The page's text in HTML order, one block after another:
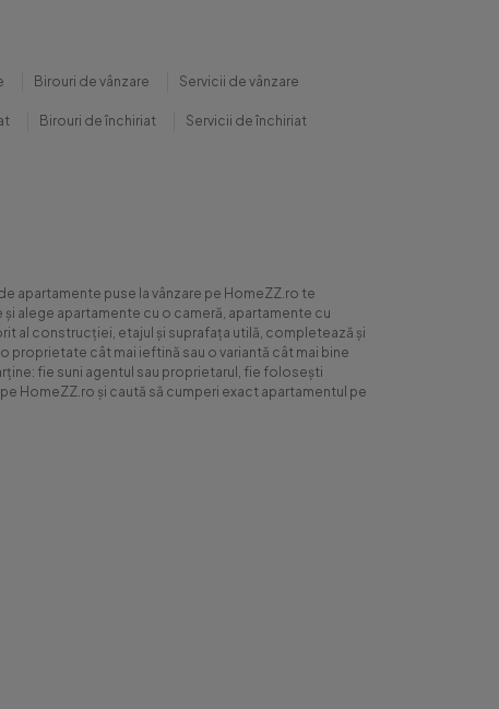
Birouri de vânzare Servicii de vânzare
Birouri de închiriat Servicii de închiriat
apartamente puse la vânzare pe HomeZZ.ro te
alege apartamente cu o cameră, apartamente cu
al construcției, etajul și suprafața utilă, completează și
proprietate cât mai ieftină sau o variantă cât mai bine
fie suni agentul sau proprietarul, fie folosești
HomeZZ.ro și caută să cumperi exact apartamentul pe